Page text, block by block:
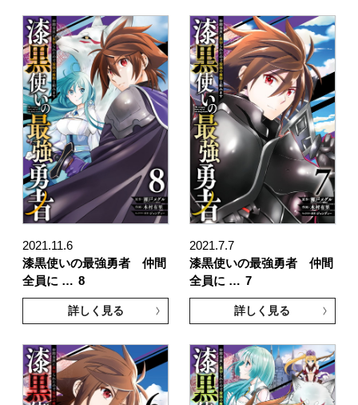
2021.11.6
漆黒使いの最強勇者 仲間
全員に … 8
詳しく見る
2021.7.7
漆黒使いの最強勇者 仲間
全員に … 7
詳しく見る